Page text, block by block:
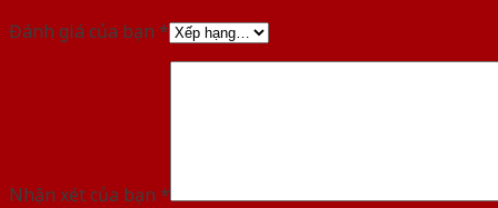
Đánh giá của bạn *
Nhận xét của bạn *